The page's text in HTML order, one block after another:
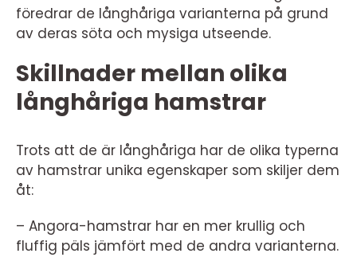
föredrar de långhåriga varianterna på grund
av deras söta och mysiga utseende.
Skillnader mellan olika
långhåriga hamstrar
Trots att de är långhåriga har de olika typerna
av hamstrar unika egenskaper som skiljer dem
åt:
– Angora-hamstrar har en mer krullig och
fluffig päls jämfört med de andra varianterna.